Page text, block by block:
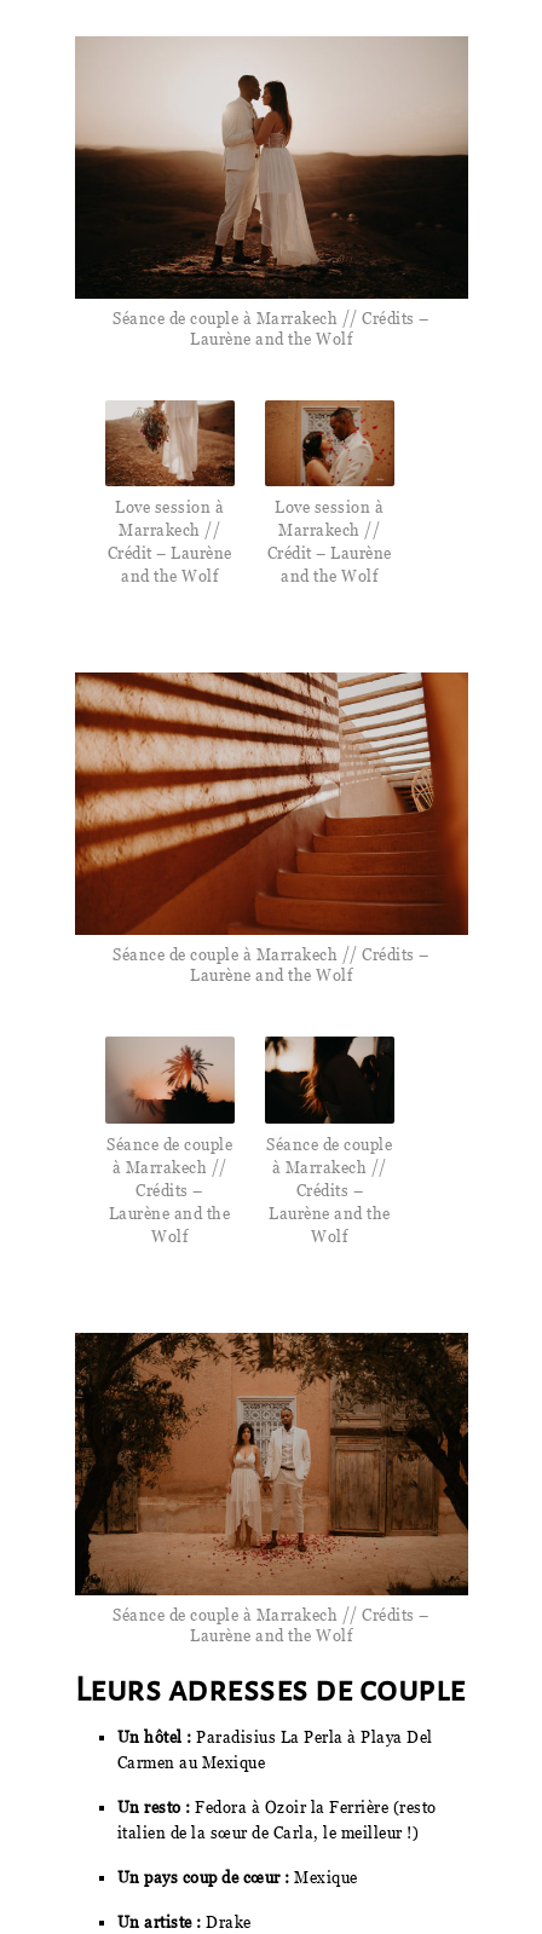
Séance de couple à Marrakech // Crédits –
Laurène and the Wolf
Love session à
Marrakech //
Crédit – Laurène
and the Wolf
Love session à
Marrakech //
Crédit – Laurène
and the Wolf
Séance de couple à Marrakech // Crédits –
Laurène and the Wolf
Séance de couple
à Marrakech //
Crédits –
Laurène and the
Wolf
Séance de couple
à Marrakech //
Crédits –
Laurène and the
Wolf
Séance de couple à Marrakech // Crédits –
Laurène and the Wolf
Leurs adresses de couple
Un hôtel : Paradisius La Perla à Playa Del
Carmen au Mexique
Un resto : Fedora à Ozoir la Ferrière (resto
italien de la sœur de Carla, le meilleur !)
Un pays coup de cœur : Mexique
Un artiste : Drake